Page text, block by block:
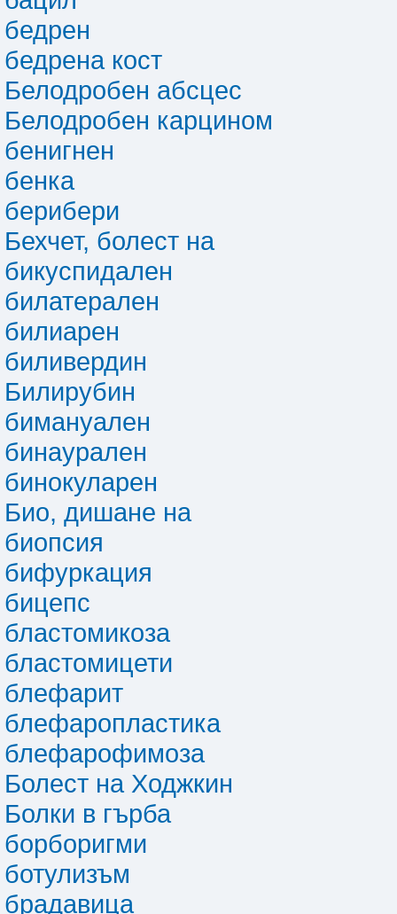
бедрен
бедрена кост
Белодробен абсцес
Белодробен карцином
бенигнен
бенка
берибери
Бехчет, болест на
бикуспидален
билатерален
билиарен
биливердин
Билирубин
бимануален
бинаурален
бинокуларен
Био, дишане на
биопсия
бифуркация
бицепс
бластомикоза
бластомицети
блефарит
блефаропластика
блефарофимоза
Болест на Ходжкин
Болки в гърба
борборигми
ботулизъм
брадавица